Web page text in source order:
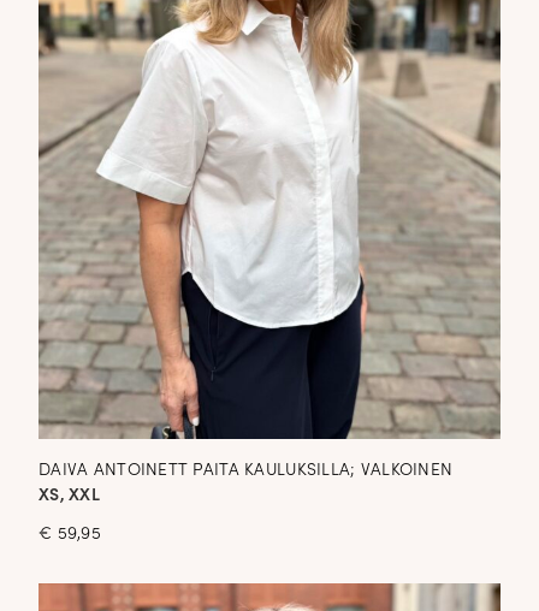
DAIVA ANTOINETT PAITA KAULUKSILLA; VALKOINEN
XS, XXL
€ 59,95